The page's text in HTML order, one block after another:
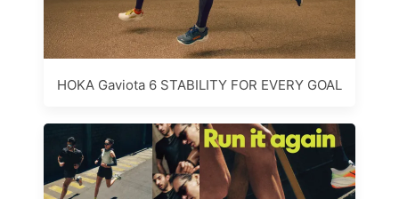
HOKA Gaviota 6 STABILITY FOR EVERY GOAL